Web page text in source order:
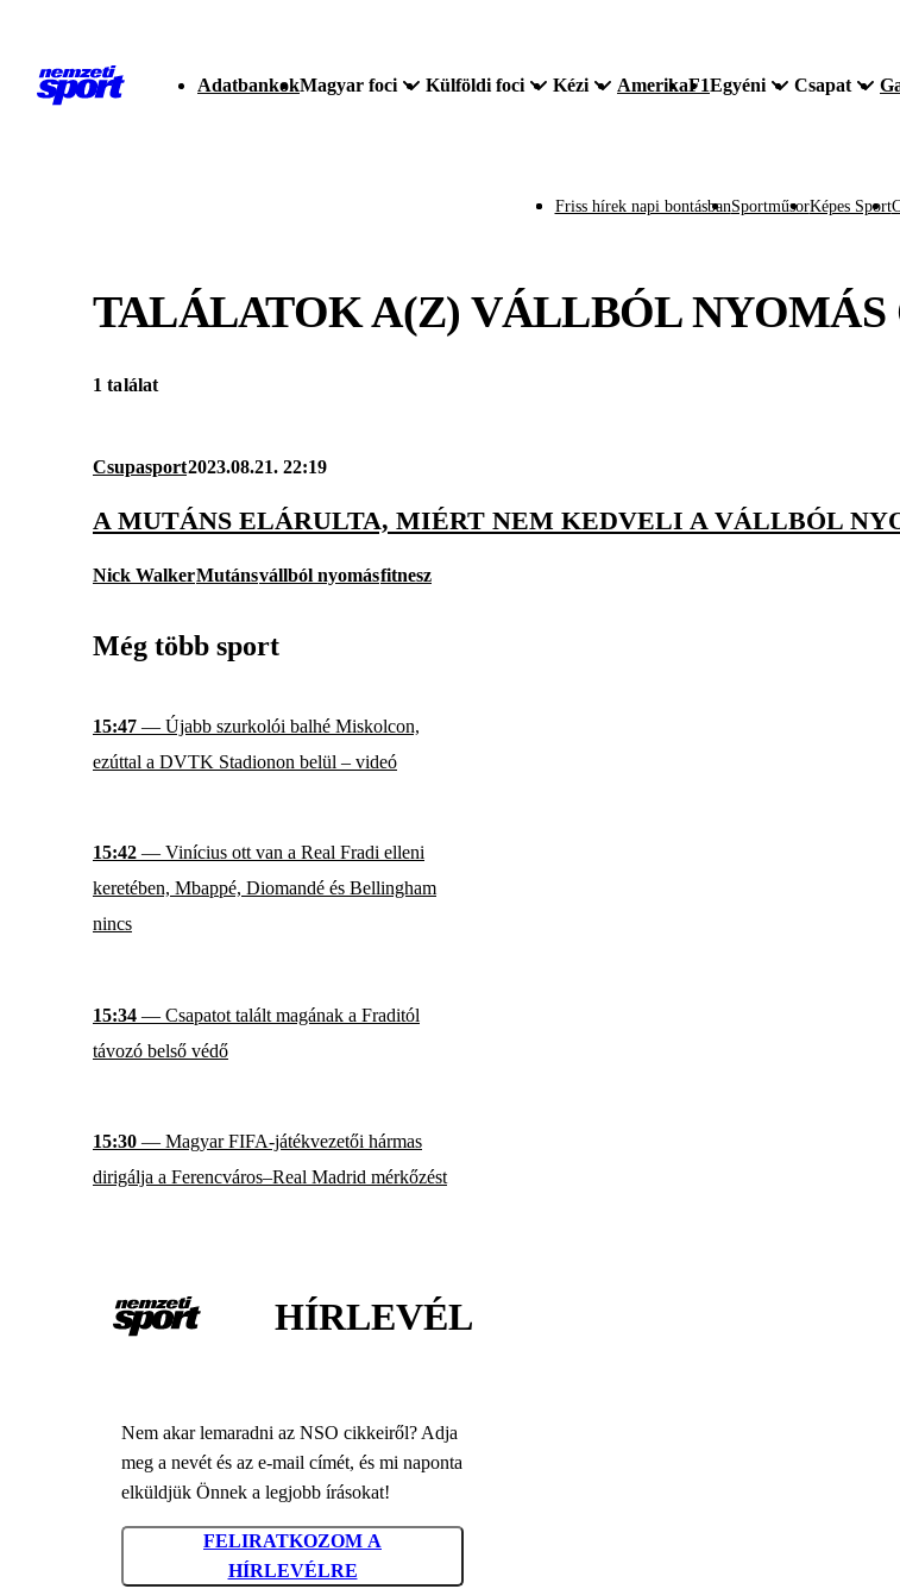
AdatbankokMagyar foci Külföldi foci Kézi AmerikaF1Egyéni Csapat
Friss hírek napi bontásbanSportműsorKépes Sport
TALÁLATOK A(Z) VÁLLBÓL NYOMÁS
1 találat
Csupasport2023.08.21. 22:19
A MUTÁNS ELÁRULTA, MIÉRT NEM KEDVELI A VÁLLBÓL
Nick WalkerMutánsvállból nyomásfitnesz
Még több sport
15:47 — Újabb szurkolói balhé Miskolcon,
ezúttal a DVTK Stadionon belül – videó
15:42 — Vinícius ott van a Real Fradi elleni
keretében, Mbappé, Diomandé és Bellingham
nincs
15:34 — Csapatot talált magának a Fraditól
távozó belső védő
15:30 — Magyar FIFA-játékvezetői hármas
dirigálja a Ferencváros–Real Madrid mérkőzést
HÍRLEVÉL
Nem akar lemaradni az NSO cikkeiről? Adja
meg a nevét és az e-mail címét, és mi naponta
elküldjük Önnek a legjobb írásokat!
FELIRATKOZOM A
HÍRLEVÉLRE